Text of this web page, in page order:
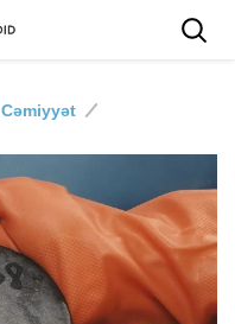
Cəmiyyət